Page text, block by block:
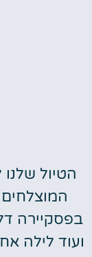
הטיול
ועוד לילה